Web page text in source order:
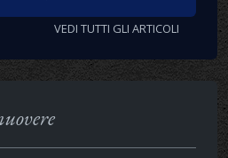
VEDI TUTTI GLI ARTICOLI